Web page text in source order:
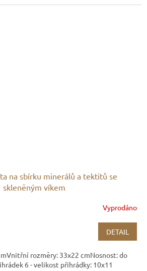
na sbírku minerálů a tektitů se
skleněným víkem
Vyprodáno
DETAIL
rozměry: 33x22 cmNosnost: do
6 - velikost přihrádky: 10x11